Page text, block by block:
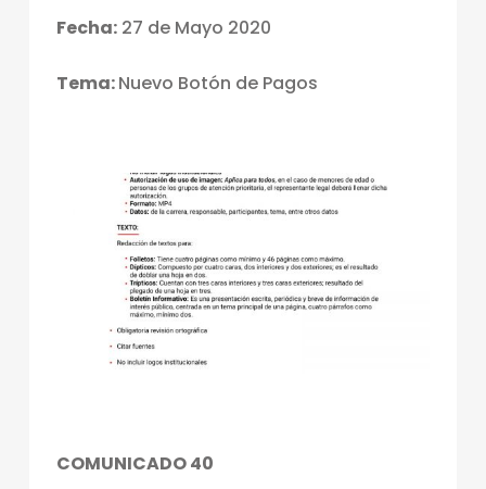
Fecha:27 de Mayo 2020
Tema:Nuevo Botón de Pagos
COMUNICADO 40